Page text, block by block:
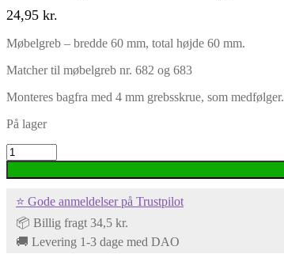
24,95 kr.
Møbelgreb – bredde 60 mm, total højde 60 mm.
Matcher til møbelgreb nr. 682 og 683
Monteres bagfra med 4 mm grebsskrue, som medfølger.
På lager
Møbelgreb
i
messing
antal
⭐ Gode anmeldelser på Trustpilot
📦 Billig fragt 34,5 kr.
🚚 Levering 1-3 dage med DAO